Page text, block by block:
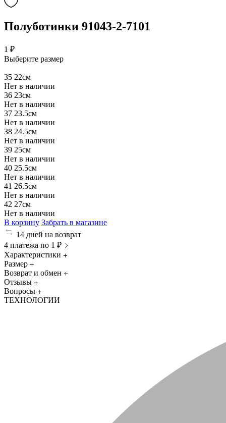
Полуботинки 91043-2-7101
1 ₽
Выберите размер
35 22см
Нет в наличии
36 23см
Нет в наличии
37 23.5см
Нет в наличии
38 24.5см
Нет в наличии
39 25см
Нет в наличии
40 25.5см
Нет в наличии
41 26.5см
Нет в наличии
42 27см
Нет в наличии
В корзину Забрать в магазине
14 дней на возврат
4 платежа по 1 ₽
Характеристики
Размер
Возврат и обмен
Отзывы
Вопросы
ТЕХНОЛОГИИ